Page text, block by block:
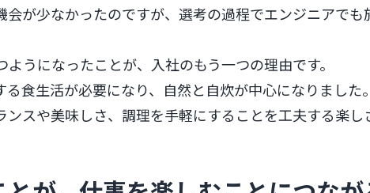
が少なかったのですが、選考の過程でエンジニアで
うになったことが、入社のもう一つの理由です。
食生活が必要になり、自然と自炊が中心になりました。
スや美味しさ、調理を手軽にすることを工夫する楽